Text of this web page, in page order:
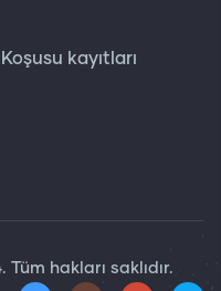
kayıtları
Tüm hakları saklıdır.